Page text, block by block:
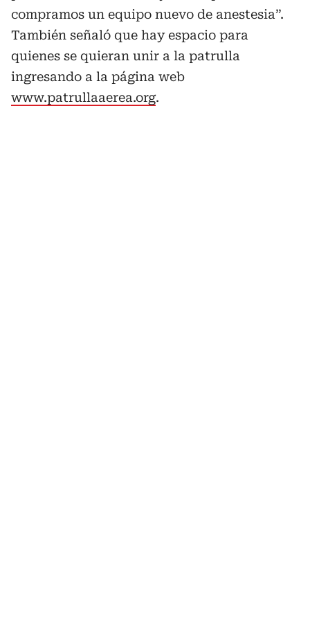
compramos un equipo nuevo de anestesia”.
También señaló que hay espacio para
quienes se quieran unir a la patrulla
ingresando a la página web
www.patrullaaerea.org.